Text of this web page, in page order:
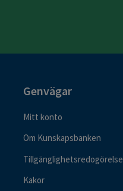
Genvägar
Mitt konto
Om Kunskapsbanken
Tillgänglighetsredogörelse
Kakor